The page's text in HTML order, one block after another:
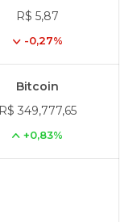
R$ 5,87
-0,27%
Bitcoin
R$ 349,777,65
+0,83%